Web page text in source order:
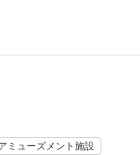
ミューズメント施設